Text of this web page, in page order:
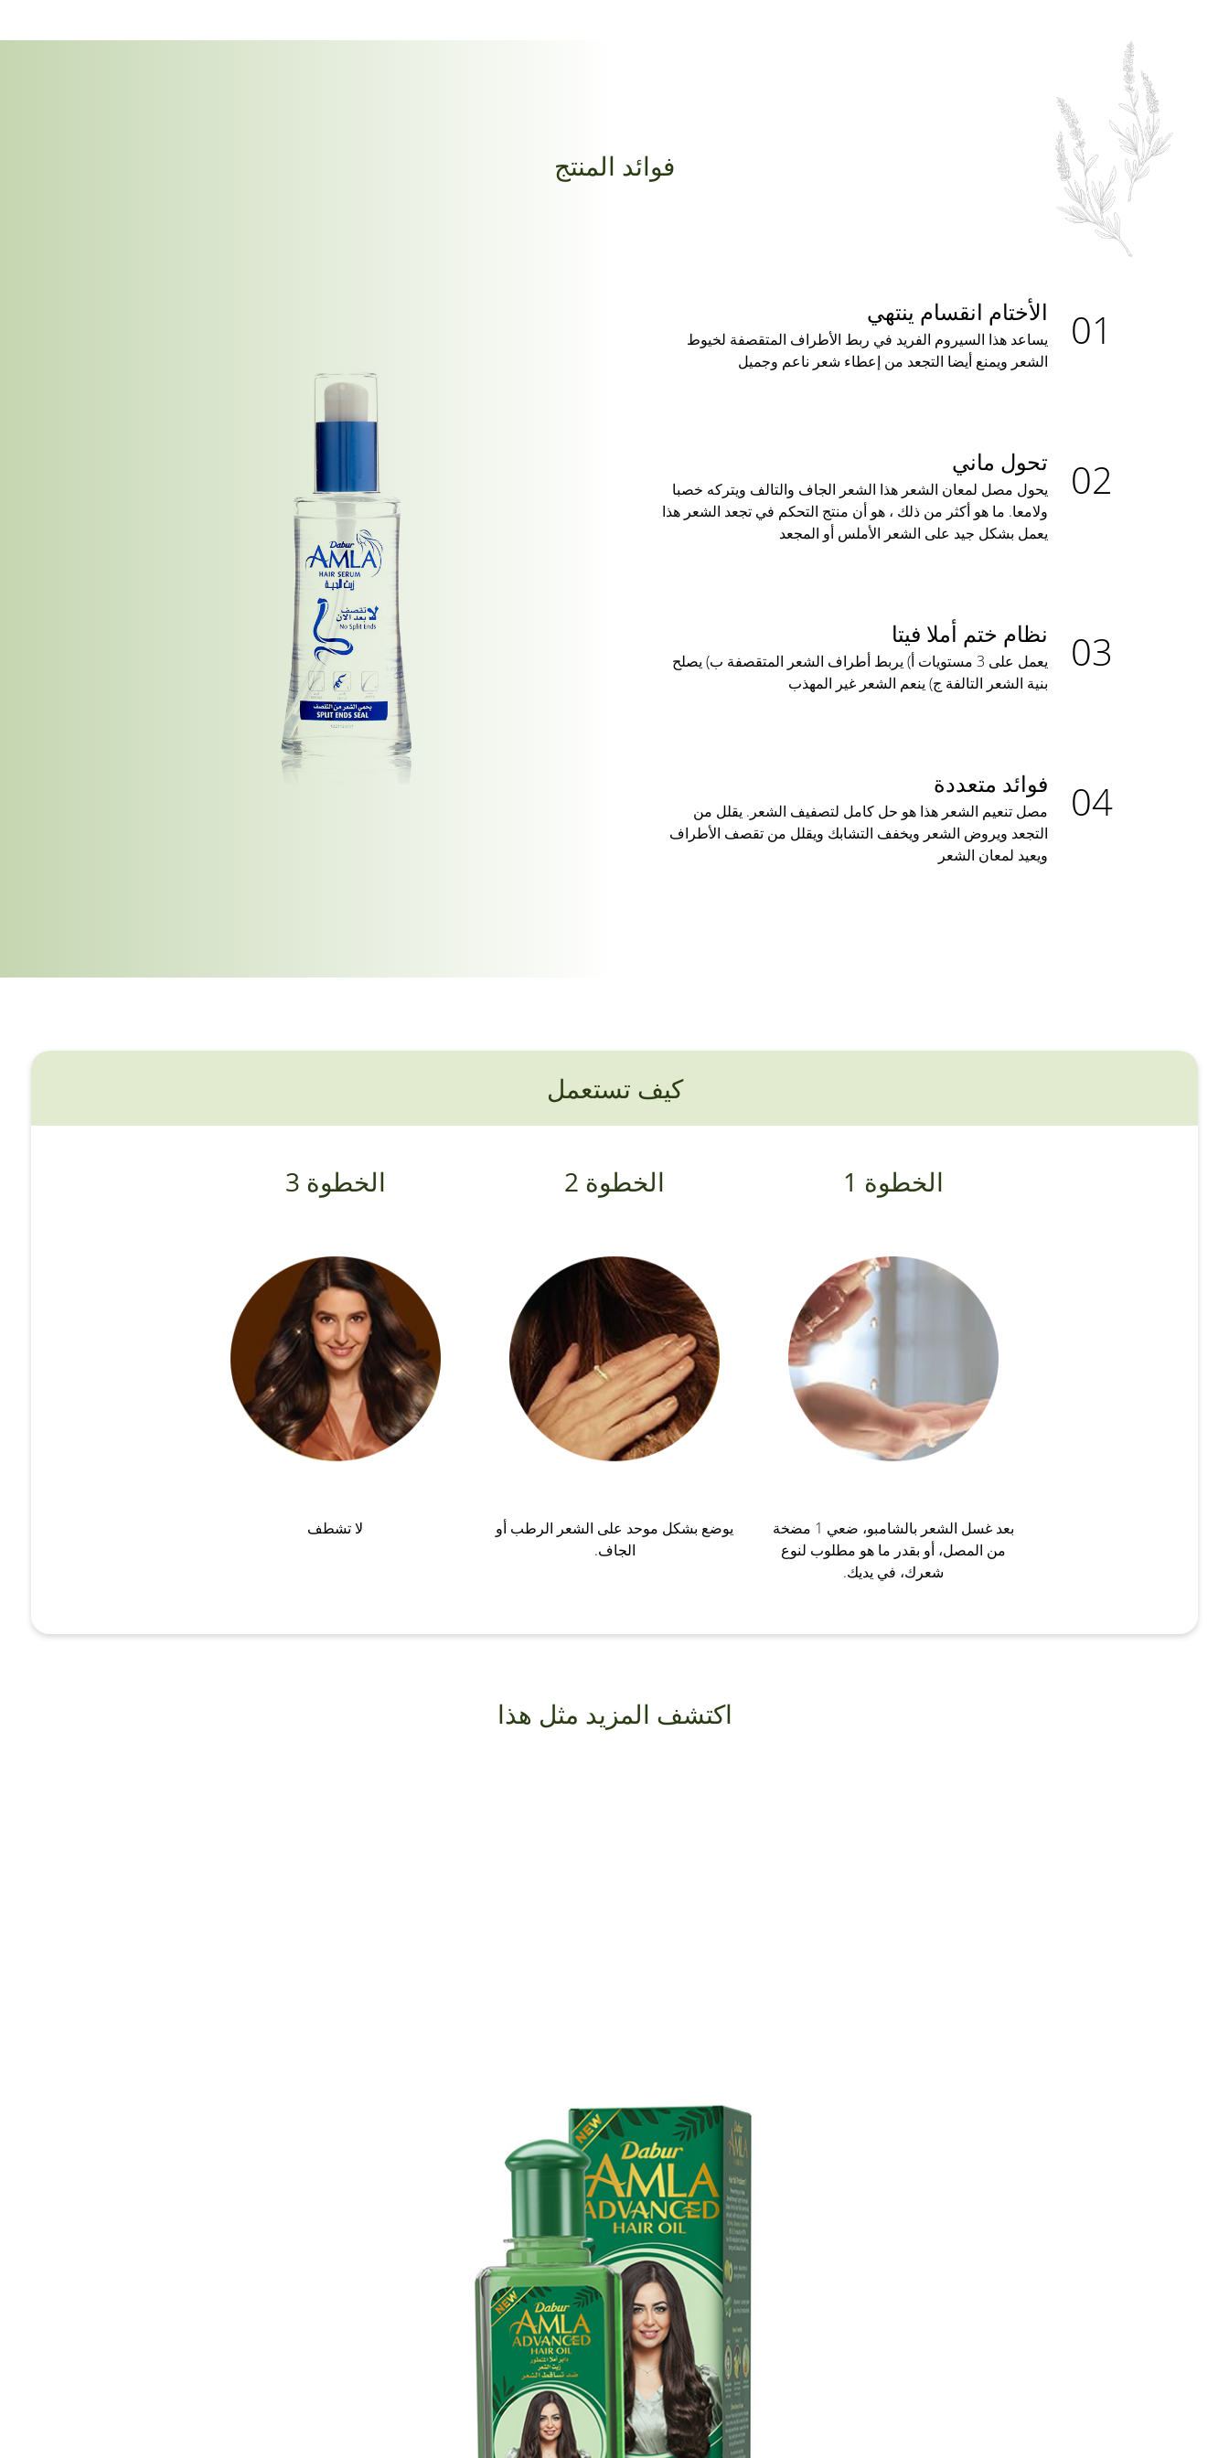
فوائد المنتج
الأختام انقسام ينتهي
يساعد هذا السيروم الفريد في ربط الأطراف المتقصفة لخيوط
الشعر ويمنع أيضا التجعد من إعطاء شعر ناعم وجميل
تحول ماني
يحول مصل لمعان الشعر هذا الشعر الجاف والتالف ويتركه خصبا
ولامعا. ما هو أكثر من ذلك ، هو أن منتج التحكم في تجعد الشعر هذا
يعمل بشكل جيد على الشعر الأملس أو المجعد
نظام ختم أملا فيتا
يعمل على 3 مستويات أ) يربط أطراف الشعر المتقصفة ب) يصلح
بنية الشعر التالفة ج) ينعم الشعر غير المهذب
فوائد متعددة
مصل تنعيم الشعر هذا هو حل كامل لتصفيف الشعر. يقلل من
التجعد ويروض الشعر ويخفف التشابك ويقلل من تقصف الأطراف
ويعيد لمعان الشعر
كيف تستعمل
الخطوة 1
بعد غسل الشعر بالشامبو، ضعي 1 مضخة
من المصل، أو بقدر ما هو مطلوب لنوع
شعرك، في يديك.
الخطوة 2
يوضع بشكل موحد على الشعر الرطب أو
الجاف.
الخطوة 3
لا تشطف
اكتشف المزيد مثل هذا